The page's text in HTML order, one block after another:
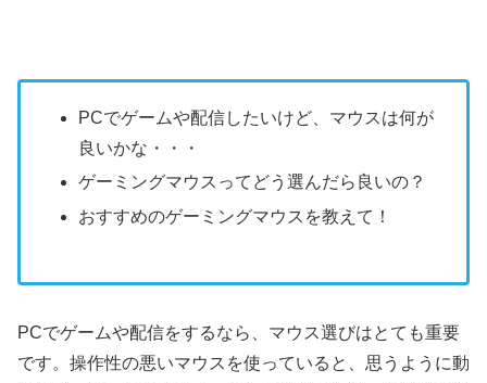
PCでゲームや配信したいけど、マウスは何が
良いかな・・・
ゲーミングマウスってどう選んだら良いの？
おすすめのゲーミングマウスを教えて！
PCでゲームや配信をするなら、マウス選びはとても重要
です。操作性の悪いマウスを使っていると、思うように動